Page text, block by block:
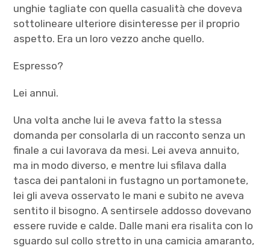
unghie tagliate con quella casualità che doveva
sottolineare ulteriore disinteresse per il proprio
aspetto. Era un loro vezzo anche quello.
Espresso?
Lei annuì.
Una volta anche lui le aveva fatto la stessa
domanda per consolarla di un racconto senza un
finale a cui lavorava da mesi. Lei aveva annuito,
ma in modo diverso, e mentre lui sfilava dalla
tasca dei pantaloni in fustagno un portamonete,
lei gli aveva osservato le mani e subito ne aveva
sentito il bisogno. A sentirsele addosso dovevano
essere ruvide e calde. Dalle mani era risalita con lo
sguardo sul collo stretto in una camicia amaranto,